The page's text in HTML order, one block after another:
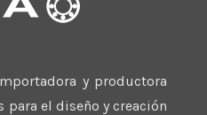
y productora
el diseño y creación